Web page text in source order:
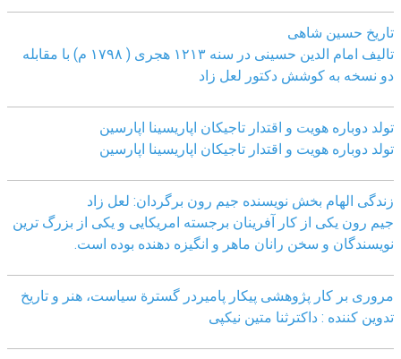
تاریخ حسین شاهی
تالیف امام الدین حسینی در سنه ۱۲۱۳ هجری ( ۱۷۹۸ م) با مقابله
دو نسخه به کوشش دکتور لعل زاد
تولد دوباره هویت و اقتدار تاجیکان اپاریسینا اپارسین
تولد دوباره هویت و اقتدار تاجیکان اپاریسینا اپارسین
زندگی الهام بخش نویسنده جیم رون برگردان: لعل زاد
جیم رون یکی از کار آفرینان برجسته امریکایی و یکی از بزرگ ترین
نویسندگان و سخن رانان ماهر و انگیزه دهنده بوده است.
مروری بر کار پژوهشی پیکار پامیردر گسترة سیاست، هنر و تاریخ
تدوین کننده : داکترثنا متین نیکپی